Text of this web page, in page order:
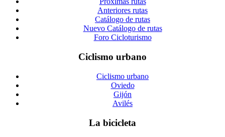
Anteriores rutas
Catálogo de rutas
Nuevo Catálogo de rutas
Foro Cicloturismo
Ciclismo urbano
Ciclismo urbano
Oviedo
Gijón
Avilés
La bicicleta